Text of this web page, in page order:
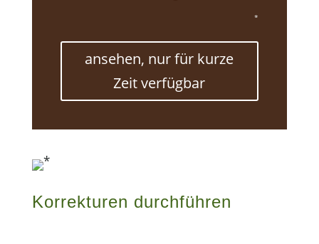
*
ansehen, nur für kurze
Zeit verfügbar
*
Korrekturen durchführen